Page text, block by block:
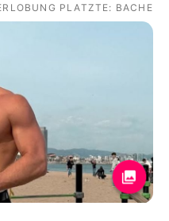
Liebe
PLATZTE: